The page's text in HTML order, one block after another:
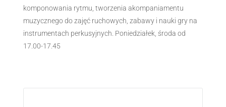
komponowania rytmu, tworzenia akompaniamentu
muzycznego do zajęć ruchowych, zabawy i nauki gry na
instrumentach perkusyjnych. Poniedziałek, środa od
17.00-17.45